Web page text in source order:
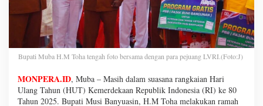
Bupati Muba H.M Toha tengah foto bersama dengan para pejuang LVRI.(Foto:J)
MONPERA.ID, Muba – Masih dalam suasana rangkaian Hari
Ulang Tahun (HUT) Kemerdekaan Republik Indonesia (RI) ke 80
Tahun 2025. Bupati Musi Banyuasin, H.M Toha melakukan ramah